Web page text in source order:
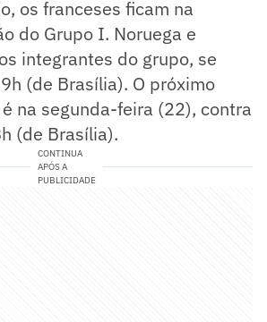
os franceses ficam na
do Grupo I. Noruega e
integrantes do grupo, se
(de Brasília). O próximo
na segunda-feira (22), contra
(de Brasília).
CONTINUA
APÓS A
PUBLICIDADE